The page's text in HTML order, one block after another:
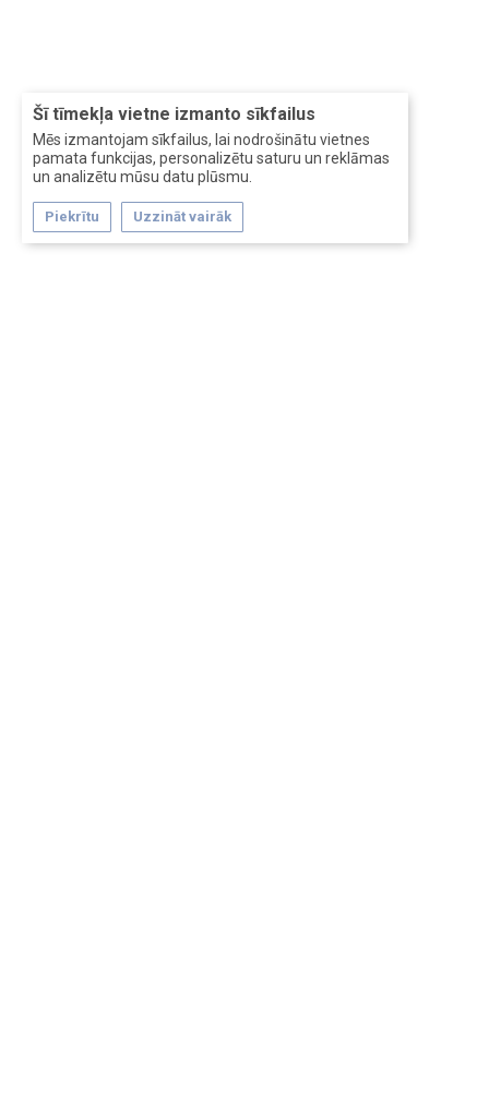
Šī tīmekļa vietne izmanto sīkfailus
Mēs izmantojam sīkfailus, lai nodrošinātu vietnes
pamata funkcijas, personalizētu saturu un reklāmas
un analizētu mūsu datu plūsmu.
Piekrītu Uzzināt vairāk